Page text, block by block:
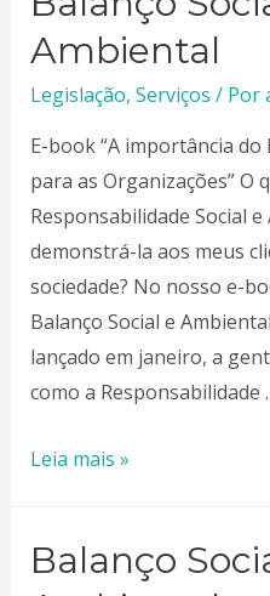
de
Resíduos
Serviços
de
Saúde
Ambiental
Legislação, Serviços / Por
E-book “A importância do
para as Organizações” O
Responsabilidade Social
demonstrá-la aos meus
sociedade? No nosso e-
Balanço Social e
lançado em janeiro, a
como a Responsabilidade
Balanço
Ambiental
Leia mais »
Balanço